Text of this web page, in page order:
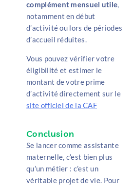
complément mensuel utile,
notamment en début
d’activité ou lors de périodes
d’accueil réduites.
Vous pouvez vérifier votre
éligibilité et estimer le
montant de votre prime
d’activitédirectement sur le
site officiel de la CAF
Conclusion
Se lancer comme assistante
maternelle, c’est bien plus
qu’un métier : c’est un
véritable projet de vie. Pour